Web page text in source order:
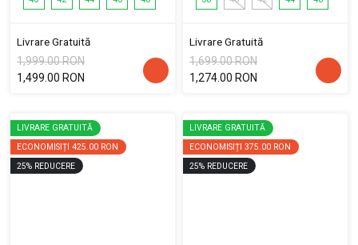
Livrare Gratuită
1,999.00 RON
1,499.00 RON
Livrare Gratuită
1,699.00 RON
1,274.00 RON
LIVRARE GRATUITĂ
ECONOMISIȚI 425.00 RON
25% REDUCERE
LIVRARE GRATUITĂ
ECONOMISIȚI 375.00 RON
25% REDUCERE